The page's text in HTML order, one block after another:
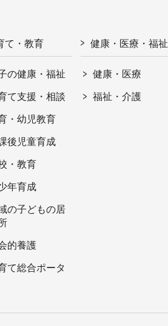
て・教育
の健康・福祉
て支援・相談
・幼児教育
後児童育成
・教育
年育成
の子どもの居
的養護
て総合ポータ
健康・医療・福祉
健康・医療
福祉・介護